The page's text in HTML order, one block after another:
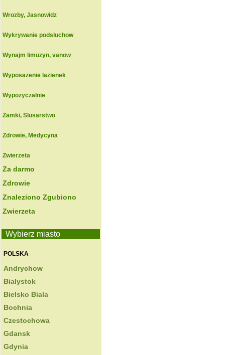
Wrozby, Jasnowidz
Wykrywanie podsluchow
Wynajm limuzyn, vanow
Wyposazenie lazienek
Wypozyczalnie
Zamki, Slusarstwo
Zdrowie, Medycyna
Zwierzeta
Za darmo
Zdrowie
Znaleziono Zgubiono
Zwierzeta
Wybierz miasto
POLSKA
Andrychow
Bialystok
Bielsko Biala
Bochnia
Czestochowa
Gdansk
Gdynia